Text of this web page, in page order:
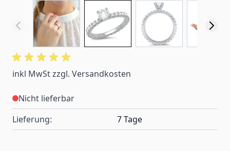
inkl MwSt zzgl. Versandkosten
Nicht lieferbar
Lieferung:
7 Tage